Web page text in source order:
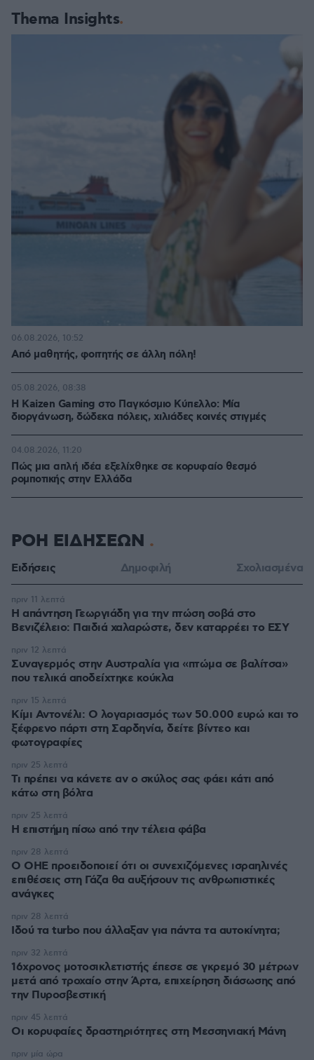
Thema Insights
Από μαθητής, φοιτητής σε άλλη πόλη!
06.08.2026, 10:52
H Kaizen Gaming στο Παγκόσμιο Kύπελλο: Μία
διοργάνωση, δώδεκα πόλεις, χιλιάδες κοινές στιγμές
05.08.2026, 08:38
Πώς μια απλή ιδέα εξελίχθηκε σε κορυφαίο θεσμό
ρομποτικής στην Ελλάδα
04.08.2026, 11:20
ΡΟΗ ΕΙΔΗΣΕΩΝ
Ειδήσεις Δημοφιλή Σχολιασμένα
Η απάντηση Γεωργιάδη για την πτώση σοβά στο
Βενιζέλειο: Παιδιά χαλαρώστε, δεν καταρρέει το ΕΣΥ
πριν 11 λεπτά
Συναγερμός στην Αυστραλία για «πτώμα σε βαλίτσα»
που τελικά αποδείχτηκε κούκλα
πριν 12 λεπτά
Κίμι Αντονέλι: Ο λογαριασμός των 50.000 ευρώ και το
ξέφρενο πάρτι στη Σαρδηνία, δείτε βίντεο και
φωτογραφίες
πριν 15 λεπτά
Τι πρέπει να κάνετε αν ο σκύλος σας φάει κάτι από
κάτω στη βόλτα
πριν 25 λεπτά
Η επιστήμη πίσω από την τέλεια φάβα
πριν 25 λεπτά
Ο ΟΗΕ προειδοποιεί ότι οι συνεχιζόμενες ισραηλινές
επιθέσεις στη Γάζα θα αυξήσουν τις ανθρωπιστικές
ανάγκες
πριν 28 λεπτά
Ιδού τα turbo που άλλαξαν για πάντα τα αυτοκίνητα;
πριν 28 λεπτά
16χρονος μοτοσικλετιστής έπεσε σε γκρεμό 30 μέτρων
μετά από τροχαίο στην Άρτα, επιχείρηση διάσωσης από
την Πυροσβεστική
πριν 32 λεπτά
Οι κορυφαίες δραστηριότητες στη Μεσσηνιακή Μάνη
πριν 45 λεπτά
πριν μία ώρα